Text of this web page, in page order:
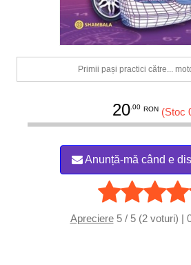
Primii pași practici către...
20.00 RON (Stoc
Anunță-mă când e
Apreciere5 / 5 (2 voturi) |